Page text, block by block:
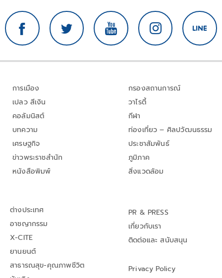
การเมือง
เปลว สีเงิน
คอลัมนิสต์
บทความ
เศรษฐกิจ
ข่าวพระราชสำนัก
หนังสือพิมพ์
กรองสถานการณ์
วาไรตี้
กีฬา
ท่องเที่ยว – ศิลปวัฒนธรรม
ประชาสัมพันธ์
ภูมิภาค
สิ่งแวดล้อม
ต่างประเทศ
อาชญากรรม
X-CITE
ยานยนต์
สาธารณสุข-คุณภาพชีวิต
PR & PRESS
เกี่ยวกับเรา
ติดต่อและ สนับสนุน
Privacy Policy